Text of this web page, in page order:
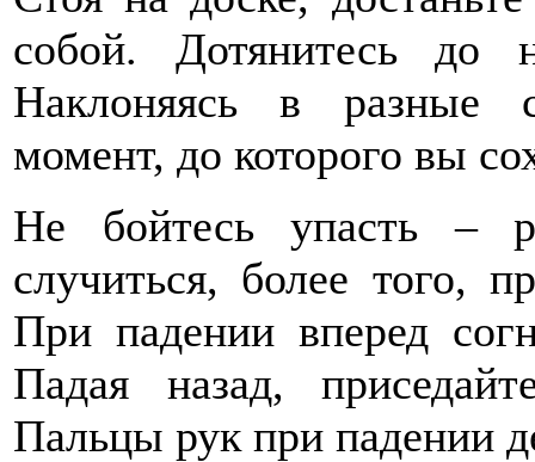
собой. Дотянитесь
Наклоняясь в разные
момент, до которого вы
Не бойтесь упасть –
случиться, более того,
При падении вперед
Падая назад,
Пальцы рук при падении